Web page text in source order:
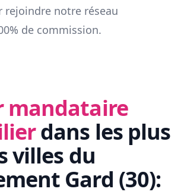
rejoindre notre réseau
de commission.
mandataire
dans les plus
villes du
Gard (30):